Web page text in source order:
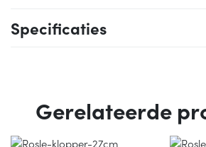
Specificaties
Gerelateerde